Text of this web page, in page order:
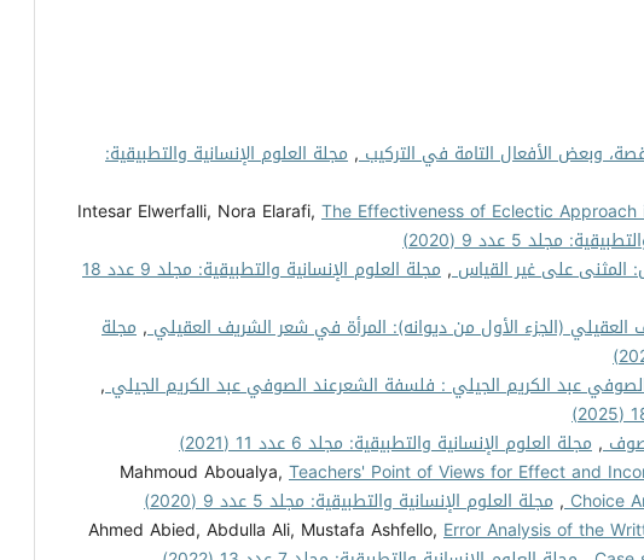
وبعض الأفعال التامة في التركيب, مجلة العلوم الإنسانية والتطبيقية:
Intesar Elwerfalli, Nora Elarafi, The Effectiveness of Eclectic
مجلد 5 عدد 9 (2020)
المثنى على غير القياس,
مجلة العلوم الإنسانية والتطبيقية: مجلد 9 عدد 18
(الجزء الأول من ديوانه): المرأة في شعر الشريف العقيلي, مجلة
عبد الكريم الجيلي : فلسفة الشعرعند الصوفي عبد الكريم الجيلي,
, مجلة العلوم الإنسانية والتطبيقية: مجلد 6 عدد 11 (2021)
Mahmoud Aboualya, Teachers' Point of Views for Effect and
Choice
, مجلة العلوم الإنسانية والتطبيقية: مجلد 5 عدد 9 (2020)
Ahmed Abied, Abdulla Ali, Mustafa Ashfello, Error Analysis of the